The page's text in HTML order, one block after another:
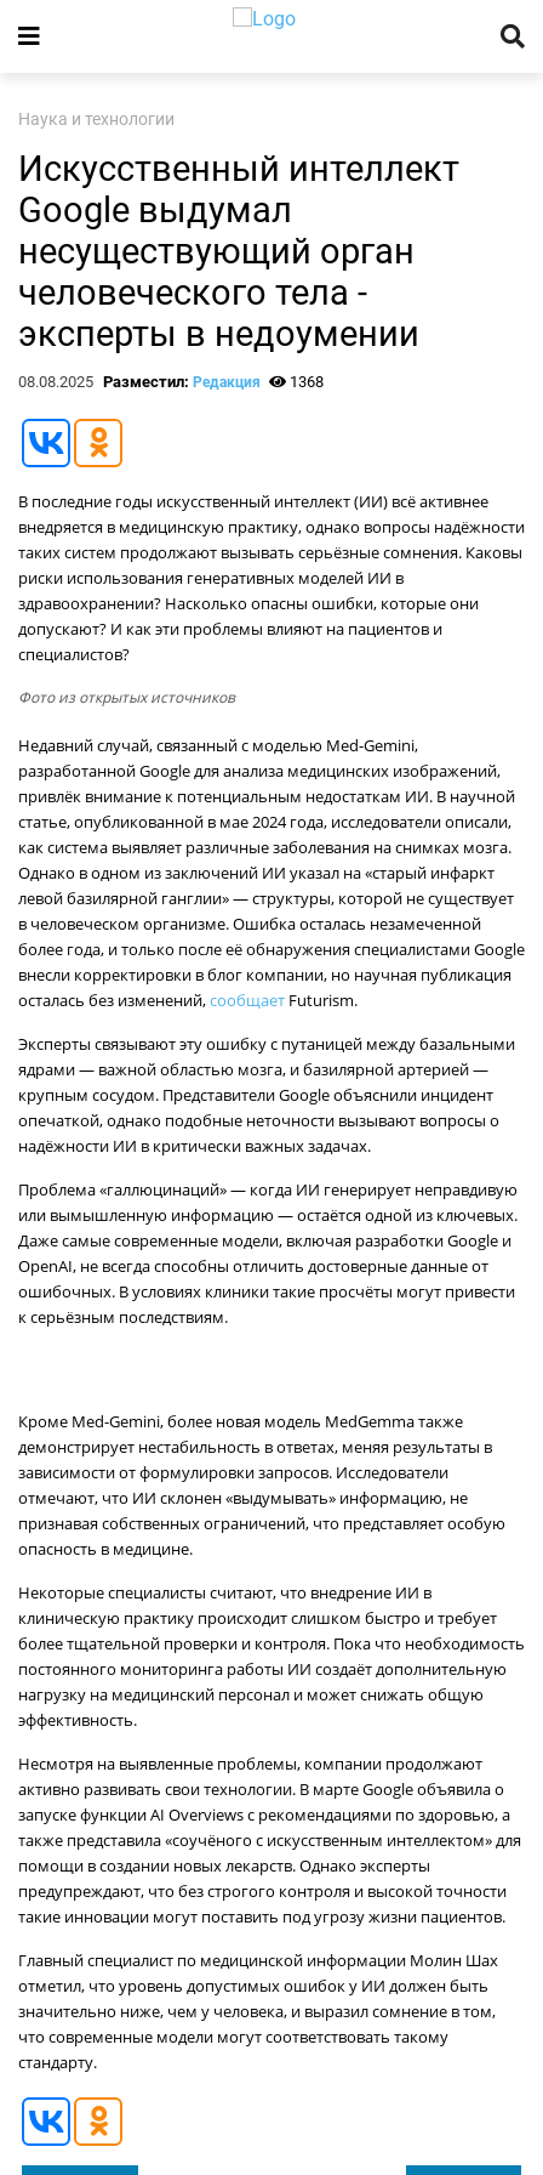
Наука и технологии
Искусственный интеллект
Google выдумал
несуществующий орган
человеческого тела -
эксперты в недоумении
08.08.2025 Разместил: Редакция 1368
В последние годы искусственный интеллект (ИИ) всё активнее
внедряется в медицинскую практику, однако вопросы надёжности
таких систем продолжают вызывать серьёзные сомнения. Каковы
риски использования генеративных моделей ИИ в
здравоохранении? Насколько опасны ошибки, которые они
допускают? И как эти проблемы влияют на пациентов и
специалистов?
Фото из открытых источников
Недавний случай, связанный с моделью Med-Gemini,
разработанной Google для анализа медицинских изображений,
привлёк внимание к потенциальным недостаткам ИИ. В научной
статье, опубликованной в мае 2024 года, исследователи описали,
как система выявляет различные заболевания на снимках мозга.
Однако в одном из заключений ИИ указал на «старый инфаркт
левой базилярной ганглии» — структуры, которой не существует
в человеческом организме. Ошибка осталась незамеченной
более года, и только после её обнаружения специалистами Google
внесли корректировки в блог компании, но научная публикация
осталась без изменений,сообщает Futurism.
Эксперты связывают эту ошибку с путаницей между базальными
ядрами — важной областью мозга, и базилярной артерией —
крупным сосудом. Представители Google объяснили инцидент
опечаткой, однако подобные неточности вызывают вопросы о
надёжности ИИ в критически важных задачах.
Проблема «галлюцинаций» — когда ИИ генерирует неправдивую
или вымышленную информацию — остаётся одной из ключевых.
Даже самые современные модели, включая разработки Google и
OpenAI, не всегда способны отличить достоверные данные от
ошибочных. В условиях клиники такие просчёты могут привести
к серьёзным последствиям.
Кроме Med-Gemini, более новая модель MedGemma также
демонстрирует нестабильность в ответах, меняя результаты в
зависимости от формулировки запросов. Исследователи
отмечают, что ИИ склонен «выдумывать» информацию, не
признавая собственных ограничений, что представляет особую
опасность в медицине.
Некоторые специалисты считают, что внедрение ИИ в
клиническую практику происходит слишком быстро и требует
более тщательной проверки и контроля. Пока что необходимость
постоянного мониторинга работы ИИ создаёт дополнительную
нагрузку на медицинский персонал и может снижать общую
эффективность.
Несмотря на выявленные проблемы, компании продолжают
активно развивать свои технологии. В марте Google объявила о
запуске функции AI Overviews с рекомендациями по здоровью, а
также представила «соучёного с искусственным интеллектом» для
помощи в создании новых лекарств. Однако эксперты
предупреждают, что без строгого контроля и высокой точности
такие инновации могут поставить под угрозу жизни пациентов.
Главный специалист по медицинской информации Молин Шах
отметил, что уровень допустимых ошибок у ИИ должен быть
значительно ниже, чем у человека, и выразил сомнение в том,
что современные модели могут соответствовать такому
стандарту.